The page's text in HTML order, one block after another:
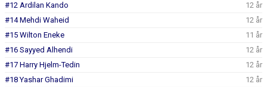
#12 Ardilan Kando
12 år
#14 Mehdi Waheid
12 år
#15 Wilton Eneke
11 år
#16 Sayyed Alhendi
12 år
#17 Harry Hjelm-Tedin
12 år
#18 Yashar Ghadimi
12 år